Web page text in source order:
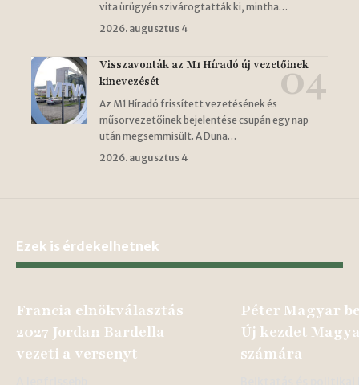
vita ürügyén szivárogtatták ki, mintha…
2026. augusztus 4
Visszavonták az M1 Híradó új vezetőinek
kinevezését
Az M1 Híradó frissített vezetésének és
műsorvezetőinek bejelentése csupán egy nap
után megsemmisült. A Duna…
2026. augusztus 4
Ezek is érdekelhetnek
Francia elnökválasztás
2027 Jordan Bardella
vezeti a versenyt
Péter Magyar
Új kezdet
számára